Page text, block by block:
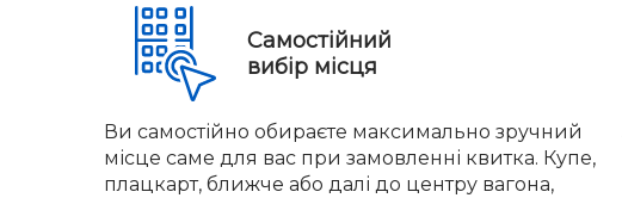
Самостійний
вибір місця
Ви самостійно обираєте максимально зручний
місце саме для вас при замовленні квитка. Купе,
плацкарт, ближче або далі до центру вагона,